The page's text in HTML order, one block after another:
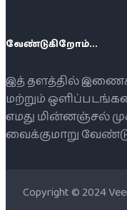
வேண்டுகிறோம்...
இத் தளத்தில்
மற்றும்
எமது மின்னஞ்சல்
வைக்குமாறு
Copyright © 2024